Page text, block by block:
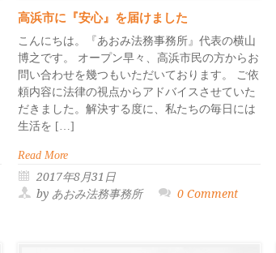
高浜市に『安心』を届けました
こんにちは。『あおみ法務事務所』代表の横山
博之です。 オープン早々、高浜市民の方からお
問い合わせを幾つもいただいております。 ご依
頼内容に法律の視点からアドバイスさせていた
だきました。解決する度に、私たちの毎日には
生活を […]
Read More
2017年8月31日
by あおみ法務事務所
0 Comment